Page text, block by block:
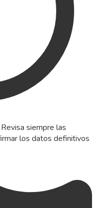
siempre las
los datos definitivos